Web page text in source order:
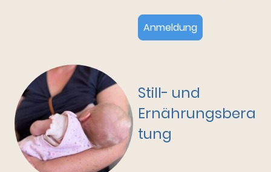
Anmeldung
Still- und
Ernährungsbera
tung